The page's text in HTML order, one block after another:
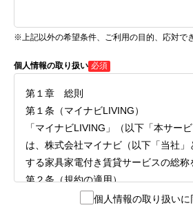
※上記以外の希望条件、ご利用の目的、応対で
個人情報の取り扱い 必須
第１章 総則
第１条（マイナビLIVING）
「マイナビLIVING」（以下「本サー
は、株式会社マイナビ（以下「当社
する家具家電付き賃貸サービスの総称
第２条（規約の適用）
１.本サービスを利用する者（以下「
個人情報の取り扱いに